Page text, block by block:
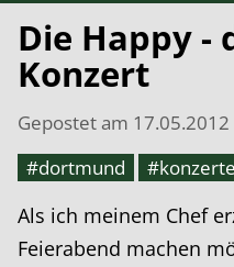
Die Happy -
Konzert
Gepostet am 17.05.2012
#dortmund
#konzerte
Als ich meinem Chef
Feierabend machen